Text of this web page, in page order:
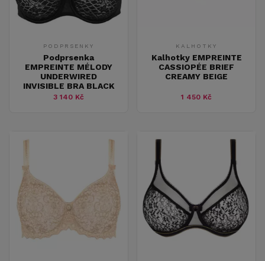
PODPRSENKY
Podprsenka
EMPREINTE MÉLODY
UNDERWIRED
INVISIBLE BRA BLACK
3 140 Kč
KALHOTKY
Kalhotky EMPREINTE
CASSIOPÉE BRIEF
CREAMY BEIGE
1 450 Kč